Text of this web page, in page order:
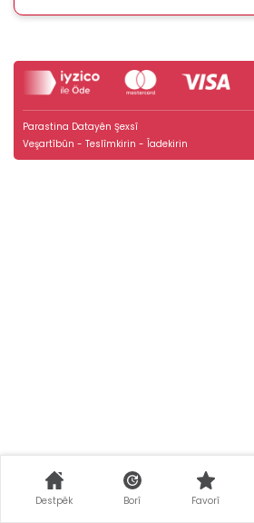
Parastina Datayên Şexsî
Veşartîbûn - Teslîmkirin - Îadekirin
Destpêk Borî Favorî